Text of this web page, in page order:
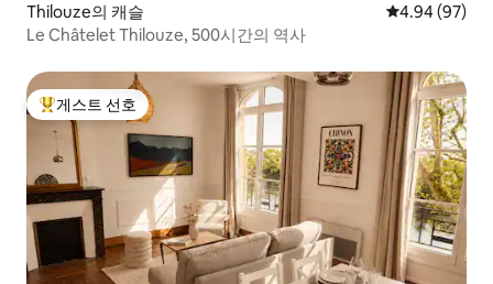
Thilouze의 캐슬 평점 4.94점(5
4.94 (97)
Le Châtelet Thilouze, 500시간의 역사
상위 게스트 선호
게스트 선호